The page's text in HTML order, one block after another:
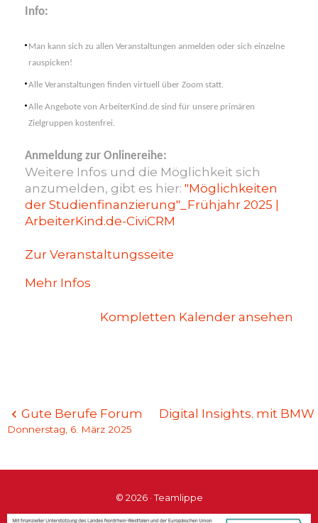
Info:
Man kann sich zu allen Veranstaltungen anmelden oder sich einzelne
rauspicken!
Alle Veranstaltungen finden virtuell über Zoom statt.
Alle Angebote von ArbeiterKind.de sind für unsere primären
Zielgruppen kostenfrei.
Anmeldung zur Onlinereihe:
Weitere Infos und die Möglichkeit sich
anzumelden, gibt es hier: "Möglichkeiten
der Studienfinanzierung"_Frühjahr 2025 |
ArbeiterKind.de-CiviCRM
Zur Veranstaltungsseite
Mehr Infos
Kompletten Kalender ansehen
Beitragsnavigation
Gute Berufe Forum
Donnerstag, 6. März 2025
Digital Insights. mit
© 2026 · Teamlippe